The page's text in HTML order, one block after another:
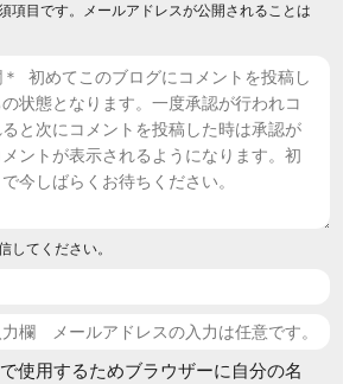
項目です。メールアドレスが公開されることは
してください。
使用するためブラウザーに自分の名